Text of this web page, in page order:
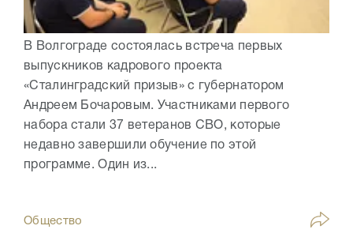
В Волгограде состоялась встреча первых
выпускников кадрового проекта
«Сталинградский призыв» с губернатором
Андреем Бочаровым. Участниками первого
набора стали 37 ветеранов СВО, которые
недавно завершили обучение по этой
программе. Один из...
Общество